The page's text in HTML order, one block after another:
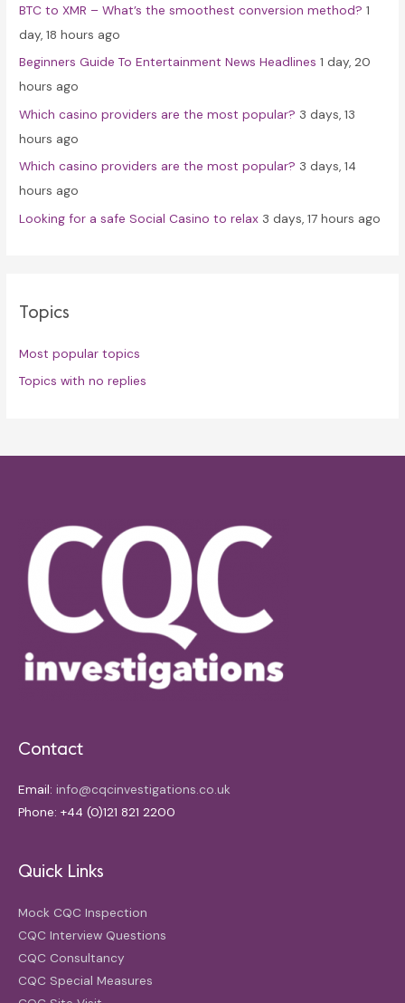
o
r
:
BTC to XMR – What’s the smoothest conversion method? 1
day, 18 hours ago
Beginners Guide To Entertainment News Headlines 1 day, 20
hours ago
Which casino providers are the most popular? 3 days, 13
hours ago
Which casino providers are the most popular? 3 days, 14
hours ago
Looking for a safe Social Casino to relax 3 days, 17 hours ago
Topics
Most popular topics
Topics with no replies
Contact
Email: info@cqcinvestigations.co.uk
Phone: +44 (0)121 821 2200
Quick Links
Mock CQC Inspection
CQC Interview Questions
CQC Consultancy
CQC Special Measures